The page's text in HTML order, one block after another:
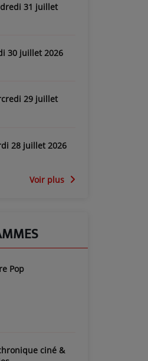
31 juillet
30 juillet 2026
29 juillet
28 juillet 2026
Voir plus
Pop
ciné &